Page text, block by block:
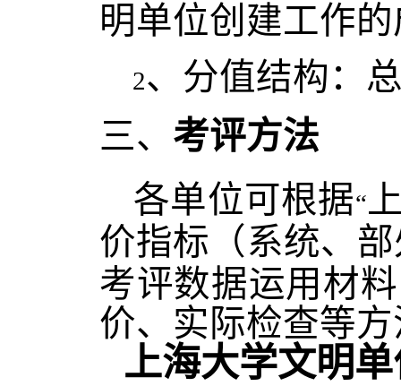
明单位创建工作
2、分值结构：
三、 考评方法
各单位可根据“
价指标（系统、
考评数据运用材
价、实际检查等
上海大学文明